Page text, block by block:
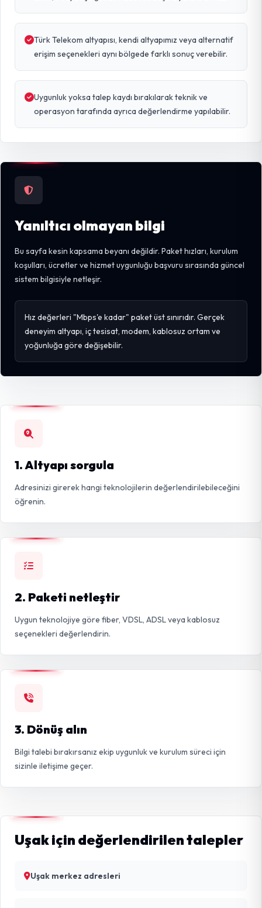
Türk Telekom altyapısı, kendi altyapımız veya alternatif
erişim seçenekleri aynı bölgede farklı sonuç verebilir.
Uygunluk yoksa talep kaydı bırakılarak teknik ve
operasyon tarafında ayrıca değerlendirme yapılabilir.
Yanıltıcı olmayan bilgi
Bu sayfa kesin kapsama beyanı değildir. Paket hızları, kurulum
koşulları, ücretler ve hizmet uygunluğu başvuru sırasında güncel
sistem bilgisiyle netleşir.
Hız değerleri "Mbps'e kadar" paket üst sınırıdır. Gerçek
deneyim altyapı, iç tesisat, modem, kablosuz ortam ve
yoğunluğa göre değişebilir.
1. Altyapı sorgula
Adresinizi girerek hangi teknolojilerin değerlendirilebileceğini
öğrenin.
2. Paketi netleştir
Uygun teknolojiye göre fiber, VDSL, ADSL veya kablosuz
seçenekleri değerlendirin.
3. Dönüş alın
Bilgi talebi bırakırsanız ekip uygunluk ve kurulum süreci için
sizinle iletişime geçer.
Uşak için değerlendirilen talepler
Uşak merkez adresleri